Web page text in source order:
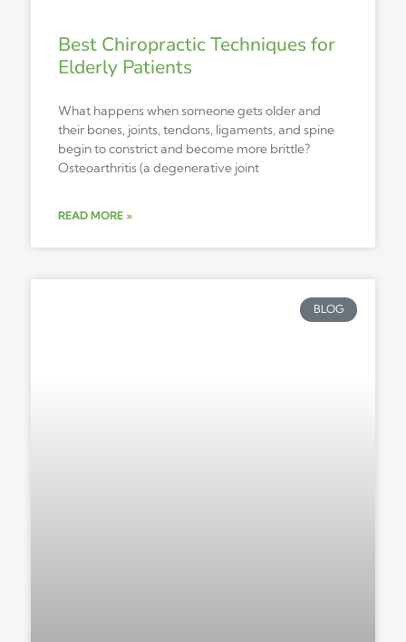
Best Chiropractic Techniques for
Elderly Patients
What happens when someone gets older and
their bones, joints, tendons, ligaments, and spine
begin to constrict and become more brittle?
Osteoarthritis (a degenerative joint
READ MORE »
BLOG